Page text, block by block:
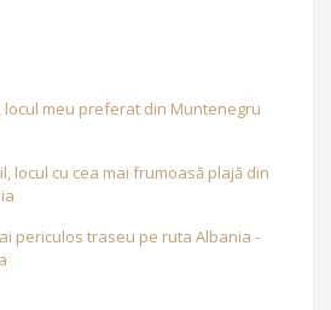
locul meu preferat din Muntenegru
locul cu cea mai frumoasă plajă din
periculos traseu pe ruta Albania -